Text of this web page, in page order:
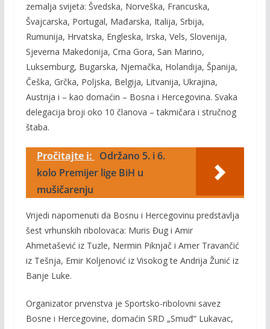
zemalja svijeta: Švedska, Norveška, Francuska,
Švajcarska, Portugal, Mađarska, Italija, Srbija,
Rumunija, Hrvatska, Engleska, Irska, Vels, Slovenija,
Sjeverna Makedonija, Crna Gora, San Marino,
Luksemburg, Bugarska, Njemačka, Holandija, Španija,
Češka, Grčka, Poljska, Belgija, Litvanija, Ukrajina,
Austrija i – kao domaćin – Bosna i Hercegovina. Svaka
delegacija broji oko 10 članova – takmičara i stručnog
štaba.
Pročitajte i:
Održano 5. i 6.
kolo Premijer lige BiH u
mušičarenju
Vrijedi napomenuti da Bosnu i Hercegovinu predstavlja
šest vrhunskih ribolovaca: Muris Đug i Amir
Ahmetašević iz Tuzle, Nermin Piknjač i Amer Travančić
iz Tešnja, Emir Koljenović iz Visokog te Andrija Žunić iz
Banje Luke.
Organizator prvenstva je Sportsko-ribolovni savez
Bosne i Hercegovine, domaćin SRD „Smuđ“ Lukavac,